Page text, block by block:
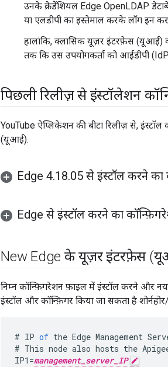
उनके क्रेडेंशियल Edge OpenLDAP
या एलडीपी का इस्तेमाल करके लॉग इन
हालांकि, क्लासिक यूज़र इंटरफ़ेस (यूआई)
तक कि उस उपयोगकर्ता को आईडीपी
पिछली रिलीज़ से इंस्टॉलेशन
YouTube ऐप्लिकेशन की बीटा रिलीज़ से,
(यूआई).
Edge 4.18.05 से इंस्टॉल करने का
Edge से इंस्टॉल करने का
New Edge के यूज़र इंटरफ़ेस
निम्न कॉन्फ़िगरेशन फ़ाइल में इंस्टॉल करने और
इंस्टॉल और कॉन्फ़िगर किया जा सकता है
# IP of the Edge Management
# This node also hosts the
IP1 =management_server_IP